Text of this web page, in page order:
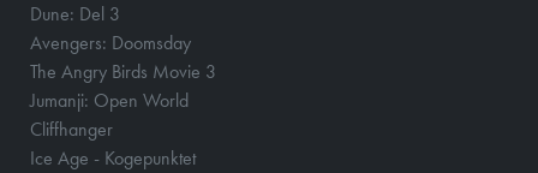
Dune: Del 3
Avengers: Doomsday
The Angry Birds Movie 3
Jumanji: Open World
Cliffhanger
Ice Age - Kogepunktet